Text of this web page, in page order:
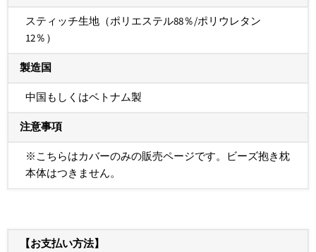
スティッチ生地（ポリエステル88％/ポリウレタン
12％）
製造国
中国もしくはベトナム製
注意事項
※こちらはカバーのみの販売ページです。ビーズ抱き枕
本体はつきません。
【お支払い方法】